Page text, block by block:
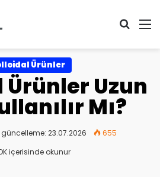
Ürünler
Uzun
Mı?
güncelleme: 23.07.2026
655
içerisinde okunur